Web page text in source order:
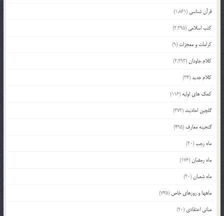
قرآن شناسی (1,861)
کتب اسلامی (2,295)
کرامات و معجزات (9)
کلام جاودان(2,293)
کلام جدید(34)
کمک های اولیه (116)
گلچین احادیث (372)
گنجینه معارف (495)
ماه رجب(20)
ماه رمضان(176)
ماه شعبان(20)
ماهها و روزهای خاص (745)
مبانی اعتقادی (20)